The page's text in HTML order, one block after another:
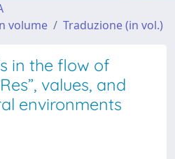
volume
Traduzione (in vol.)
in the flow of
values, and
environments